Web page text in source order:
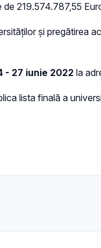
219.574.787,55
și pregătirea
- 27 iunie 2022 la
lista finală a